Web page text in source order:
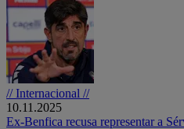
// Internacional //
10.11.2025
Ex-Benfica recusa representar a